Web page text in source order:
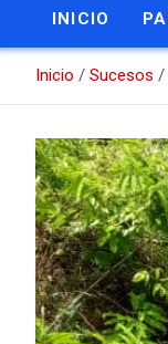
INICIO
Inicio Sucesos